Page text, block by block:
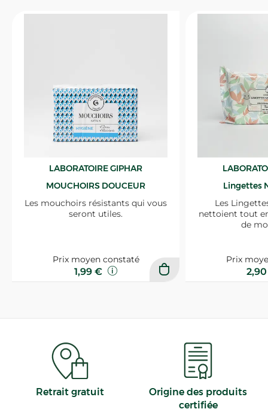
LABORATOIRE GIPHAR
MOUCHOIRS DOUCEUR
Les mouchoirs résistants qui vous
seront utiles.
Prix moyen constaté
1,99 €
Lingettes
Les
nettoient tout
de
Prix
Retrait gratuit
Origine des produits
certifiée